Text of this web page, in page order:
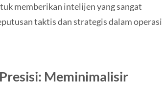
memberikan intelijen yang sangat
taktis dan strategis dalam operasi
Meminimalisir